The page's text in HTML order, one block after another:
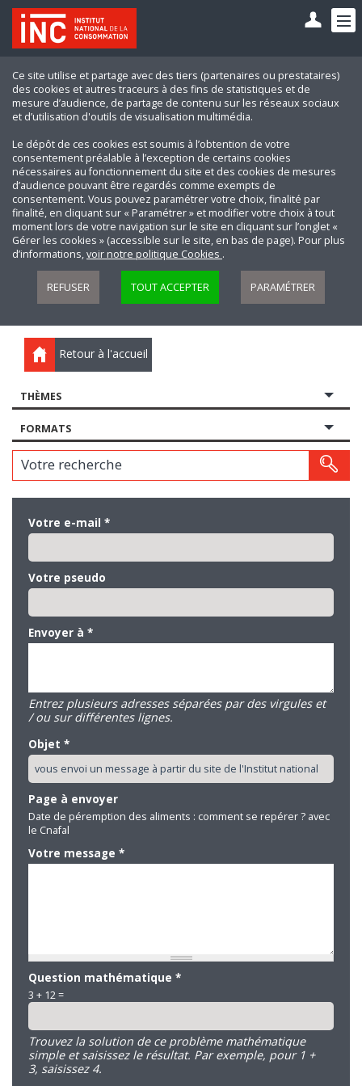
Ce site utilise et partage avec des tiers (partenaires ou prestataires)
des cookies et autres traceurs à des fins de statistiques et de
mesure d’audience, de partage de contenu sur les réseaux sociaux
et d’utilisation d'outils de visualisation multimédia.
Le dépôt de ces cookies est soumis à l’obtention de votre
consentement préalable à l’exception de certains cookies
nécessaires au fonctionnement du site et des cookies de mesures
d’audience pouvant être regardés comme exempts de
consentement. Vous pouvez paramétrer votre choix, finalité par
finalité, en cliquant sur « Paramétrer » et modifier votre choix à tout
moment lors de votre navigation sur le site en cliquant sur l’onglet «
Gérer les cookies » (accessible sur le site, en bas de page). Pour plus
d’informations,voir notre politique Cookies .
REFUSER TOUT ACCEPTER PARAMÉTRER
Retour à l'accueil
THÈMES
FORMATS
Votre recherche
Votre e-mail *
Votre pseudo
Envoyer à *
Entrez plusieurs adresses séparées par des virgules et
/ ou sur différentes lignes.
Objet *
Page à envoyer
Date de péremption des aliments : comment se repérer ? avec
le Cnafal
Votre message *
Question mathématique *
3 + 12 =
Trouvez la solution de ce problème mathématique
simple et saisissez le résultat. Par exemple, pour 1 +
3, saisissez 4.